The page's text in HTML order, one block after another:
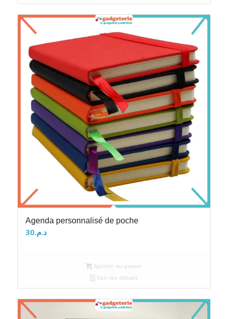
Agenda personnalisé de poche
د.م.30
Ajouter au panier
Voir les détails